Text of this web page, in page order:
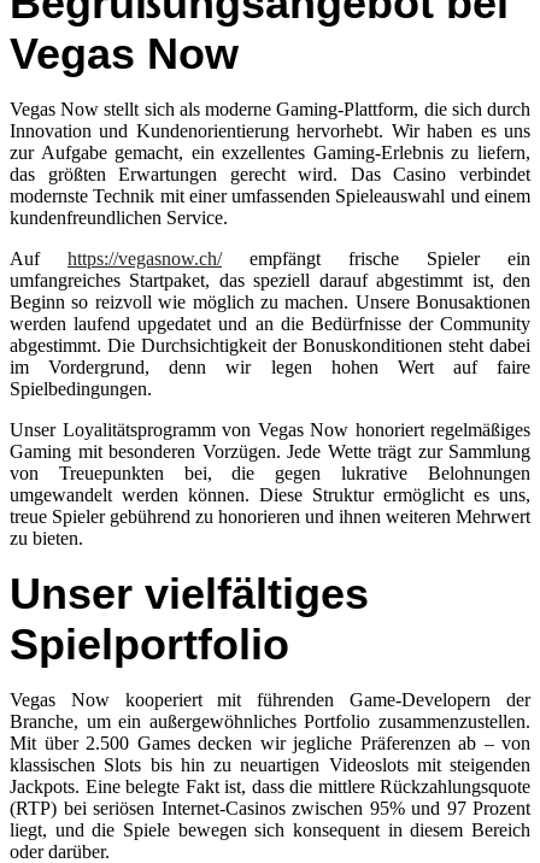
Vegas Now
Vegas Now stellt sich als moderne Gaming-Plattform, die sich durch
Innovation und Kundenorientierung hervorhebt. Wir haben es uns
zur Aufgabe gemacht, ein exzellentes Gaming-Erlebnis zu liefern,
das größten Erwartungen gerecht wird. Das Casino verbindet
modernste Technik mit einer umfassenden Spieleauswahl und einem
kundenfreundlichen Service.
Auf https://vegasnow.ch/empfängt frische Spieler ein
umfangreiches Startpaket, das speziell darauf abgestimmt ist, den
Beginn so reizvoll wie möglich zu machen. Unsere Bonusaktionen
werden laufend upgedatet und an die Bedürfnisse der Community
abgestimmt. Die Durchsichtigkeit der Bonuskonditionen steht dabei
im Vordergrund, denn wir legen hohen Wert auf faire
Spielbedingungen.
Unser Loyalitätsprogramm von Vegas Now honoriert regelmäßiges
Gaming mit besonderen Vorzügen. Jede Wette trägt zur Sammlung
von Treuepunkten bei, die gegen lukrative Belohnungen
umgewandelt werden können. Diese Struktur ermöglicht es uns,
treue Spieler gebührend zu honorieren und ihnen weiteren Mehrwert
zu bieten.
Unser vielfältiges
Spielportfolio
Vegas Now kooperiert mit führenden Game-Developern der
Branche, um ein außergewöhnliches Portfolio zusammenzustellen.
Mit über 2.500 Games decken wir jegliche Präferenzen ab – von
klassischen Slots bis hin zu neuartigen Videoslots mit steigenden
Jackpots. Eine belegte Fakt ist, dass die mittlere Rückzahlungsquote
(RTP) bei seriösen Internet-Casinos zwischen 95% und 97 Prozent
liegt, und die Spiele bewegen sich konsequent in diesem Bereich
oder darüber.